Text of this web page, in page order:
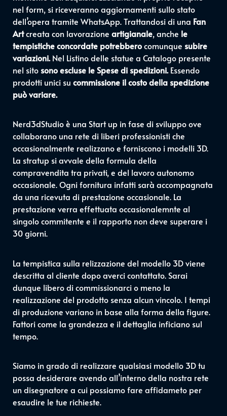
nel form, si riceveranno aggiornamenti sullo stato
dell’opera tramite WhatsApp. Trattandosi di una Fan
Artcreata con lavorazione artigianale, anche le
tempistiche concordate potrebberocomunque subire
variazioni.Nel Listino delle statue a Catalogo presente
nel sito sono escluse le Spese di spedizioni.Essendo
prodotti unici su commissione il costo della spedizione
può variare.
Nerd3dStudio è una Start up in fase di sviluppo ove
collaborano una rete di liberi professionisti che
occasionalmente realizzano e forniscono i modelli 3D.
La stratup si avvale della formula della
compravendita tra privati, e del lavoro autonomo
occasionale. Ogni fornitura infatti sarà accompagnata
da una ricevuta di prestazione occasionale. La
prestazione verra effettuata occasionalemnte al
singolo commitente e il rapporto non deve superare i
30 giorni.
La tempistica sulla relizzazione del modello 3D viene
descritta al cliente dopo averci contattato. Sarai
dunque libero di commissionarci o meno la
realizzazione del prodotto senza alcun vincolo. I tempi
di produzione variano in base alla forma della figure.
Fattori come la grandezza e il dettaglia inficiano sul
tempo.
Siamo in grado di realizzare qualsiasi modello 3D tu
possa desiderare avendo all’interno della nostra rete
un disegnatore a cui possiamo fare affidameto per
esaudire le tue richieste.